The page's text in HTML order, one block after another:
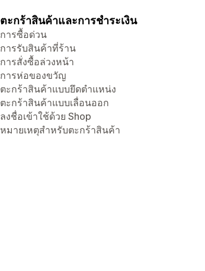
ตะกร้าสินค้าและการชำระเงิน
การซื้อด่วน
การรับสินค้าที่ร้าน
การสั่งซื้อล่วงหน้า
การห่อของขวัญ
ตะกร้าสินค้าแบบยึดตำแหน่ง
ตะกร้าสินค้าแบบเลื่อนออก
ลงชื่อเข้าใช้ด้วย Shop
หมายเหตุสำหรับตะกร้าสินค้า